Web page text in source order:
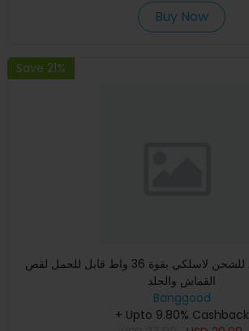
Buy Now
Save 21%
مقص كهربائي قابل للشحن لاسلكي بقوة 36 واط قابل للحمل لقص
القماش والجلد
Banggood
+ Upto 9.80% Cashback